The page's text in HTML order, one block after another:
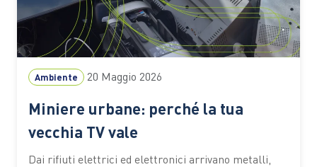
Ambiente 20 Maggio 2026
Miniere urbane: perché la tua
vecchia TV vale
Dai rifiuti elettrici ed elettronici arrivano metalli,